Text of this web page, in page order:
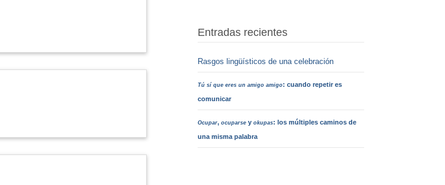
Entradas recientes
Rasgos lingüísticos de una celebración
Tú sí que eres un amigo amigo: cuando repetir es
comunicar
Ocupar, ocuparsey okupas: los múltiples caminos de
una misma palabra